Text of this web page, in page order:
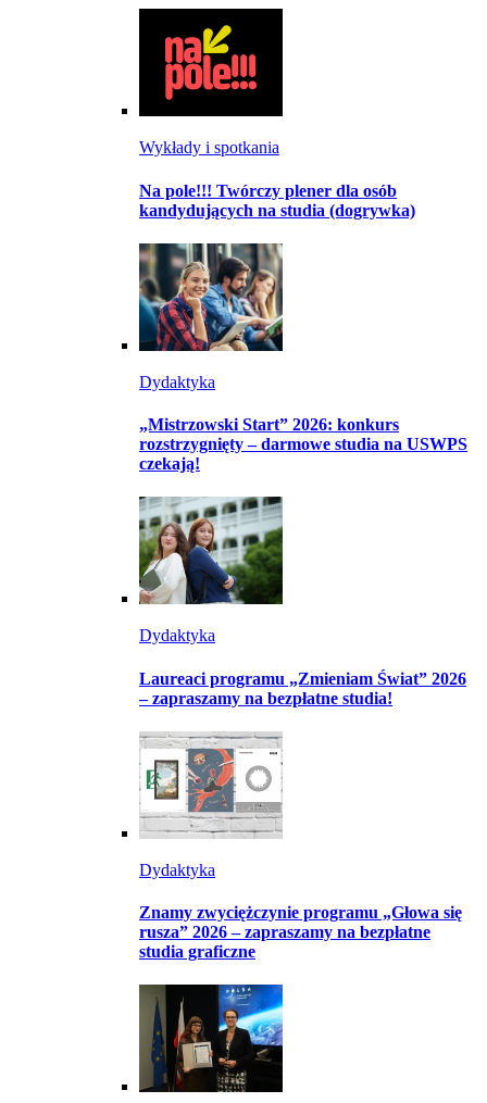
Wykłady i spotkania
Na pole!!! Twórczy plener dla osób
kandydujących na studia (dogrywka)
Dydaktyka
„Mistrzowski Start” 2026: konkurs
rozstrzygnięty – darmowe studia na USWPS
czekają!
Dydaktyka
Laureaci programu „Zmieniam Świat” 2026
– zapraszamy na bezpłatne studia!
Dydaktyka
Znamy zwyciężczynie programu „Głowa się
rusza” 2026 – zapraszamy na bezpłatne
studia graficzne